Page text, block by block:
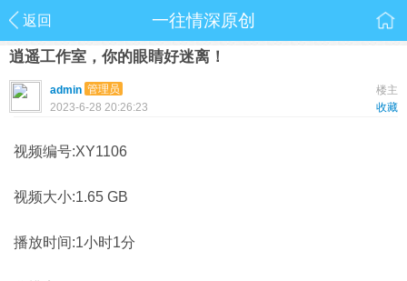
返回 一往情深原创
逍遥工作室，你的眼睛好迷离！
楼主
admin 管理员
收藏
2023-6-28 20:26:23
视频编号:XY1106
视频大小:1.65 GB
播放时间:1小时1分